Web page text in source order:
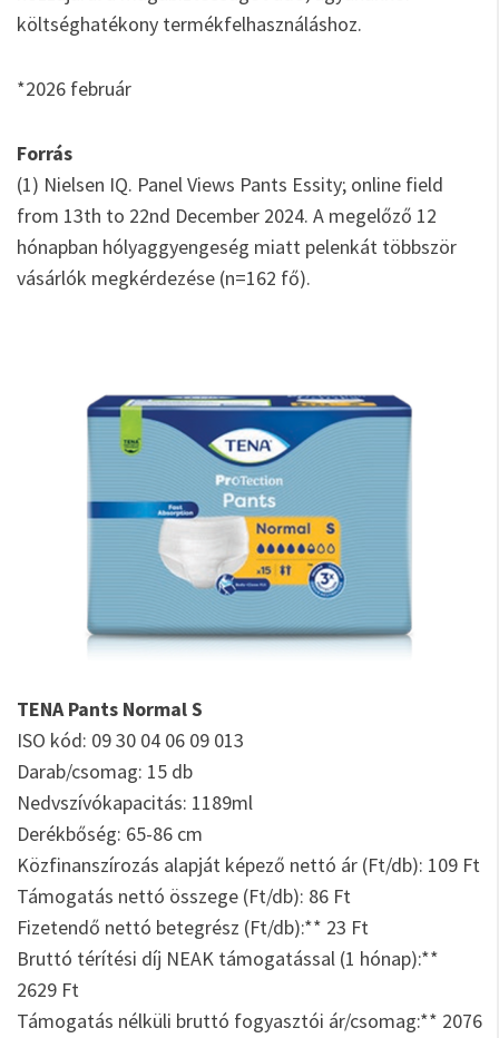
költséghatékony termékfelhasználáshoz.
*2026 február
Forrás
(1) Nielsen IQ. Panel Views Pants Essity; online field
from 13th to 22nd December 2024. A megelőző 12
hónapban hólyaggyengeség miatt pelenkát többször
vásárlók megkérdezése (n=162 fő).
TENA Pants Normal S
ISO kód: 09 30 04 06 09 013
Darab/csomag: 15 db
Nedvszívókapacitás: 1189ml
Derékbőség: 65-86 cm
Közfinanszírozás alapját képező nettó ár (Ft/db): 109 Ft
Támogatás nettó összege (Ft/db): 86 Ft
Fizetendő nettó betegrész (Ft/db):** 23 Ft
Bruttó térítési díj NEAK támogatással (1 hónap):**
2629 Ft
Támogatás nélküli bruttó fogyasztói ár/csomag:** 2076